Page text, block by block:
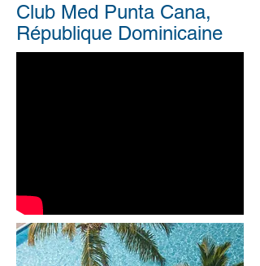
Club Med Punta Cana,
République Dominicaine